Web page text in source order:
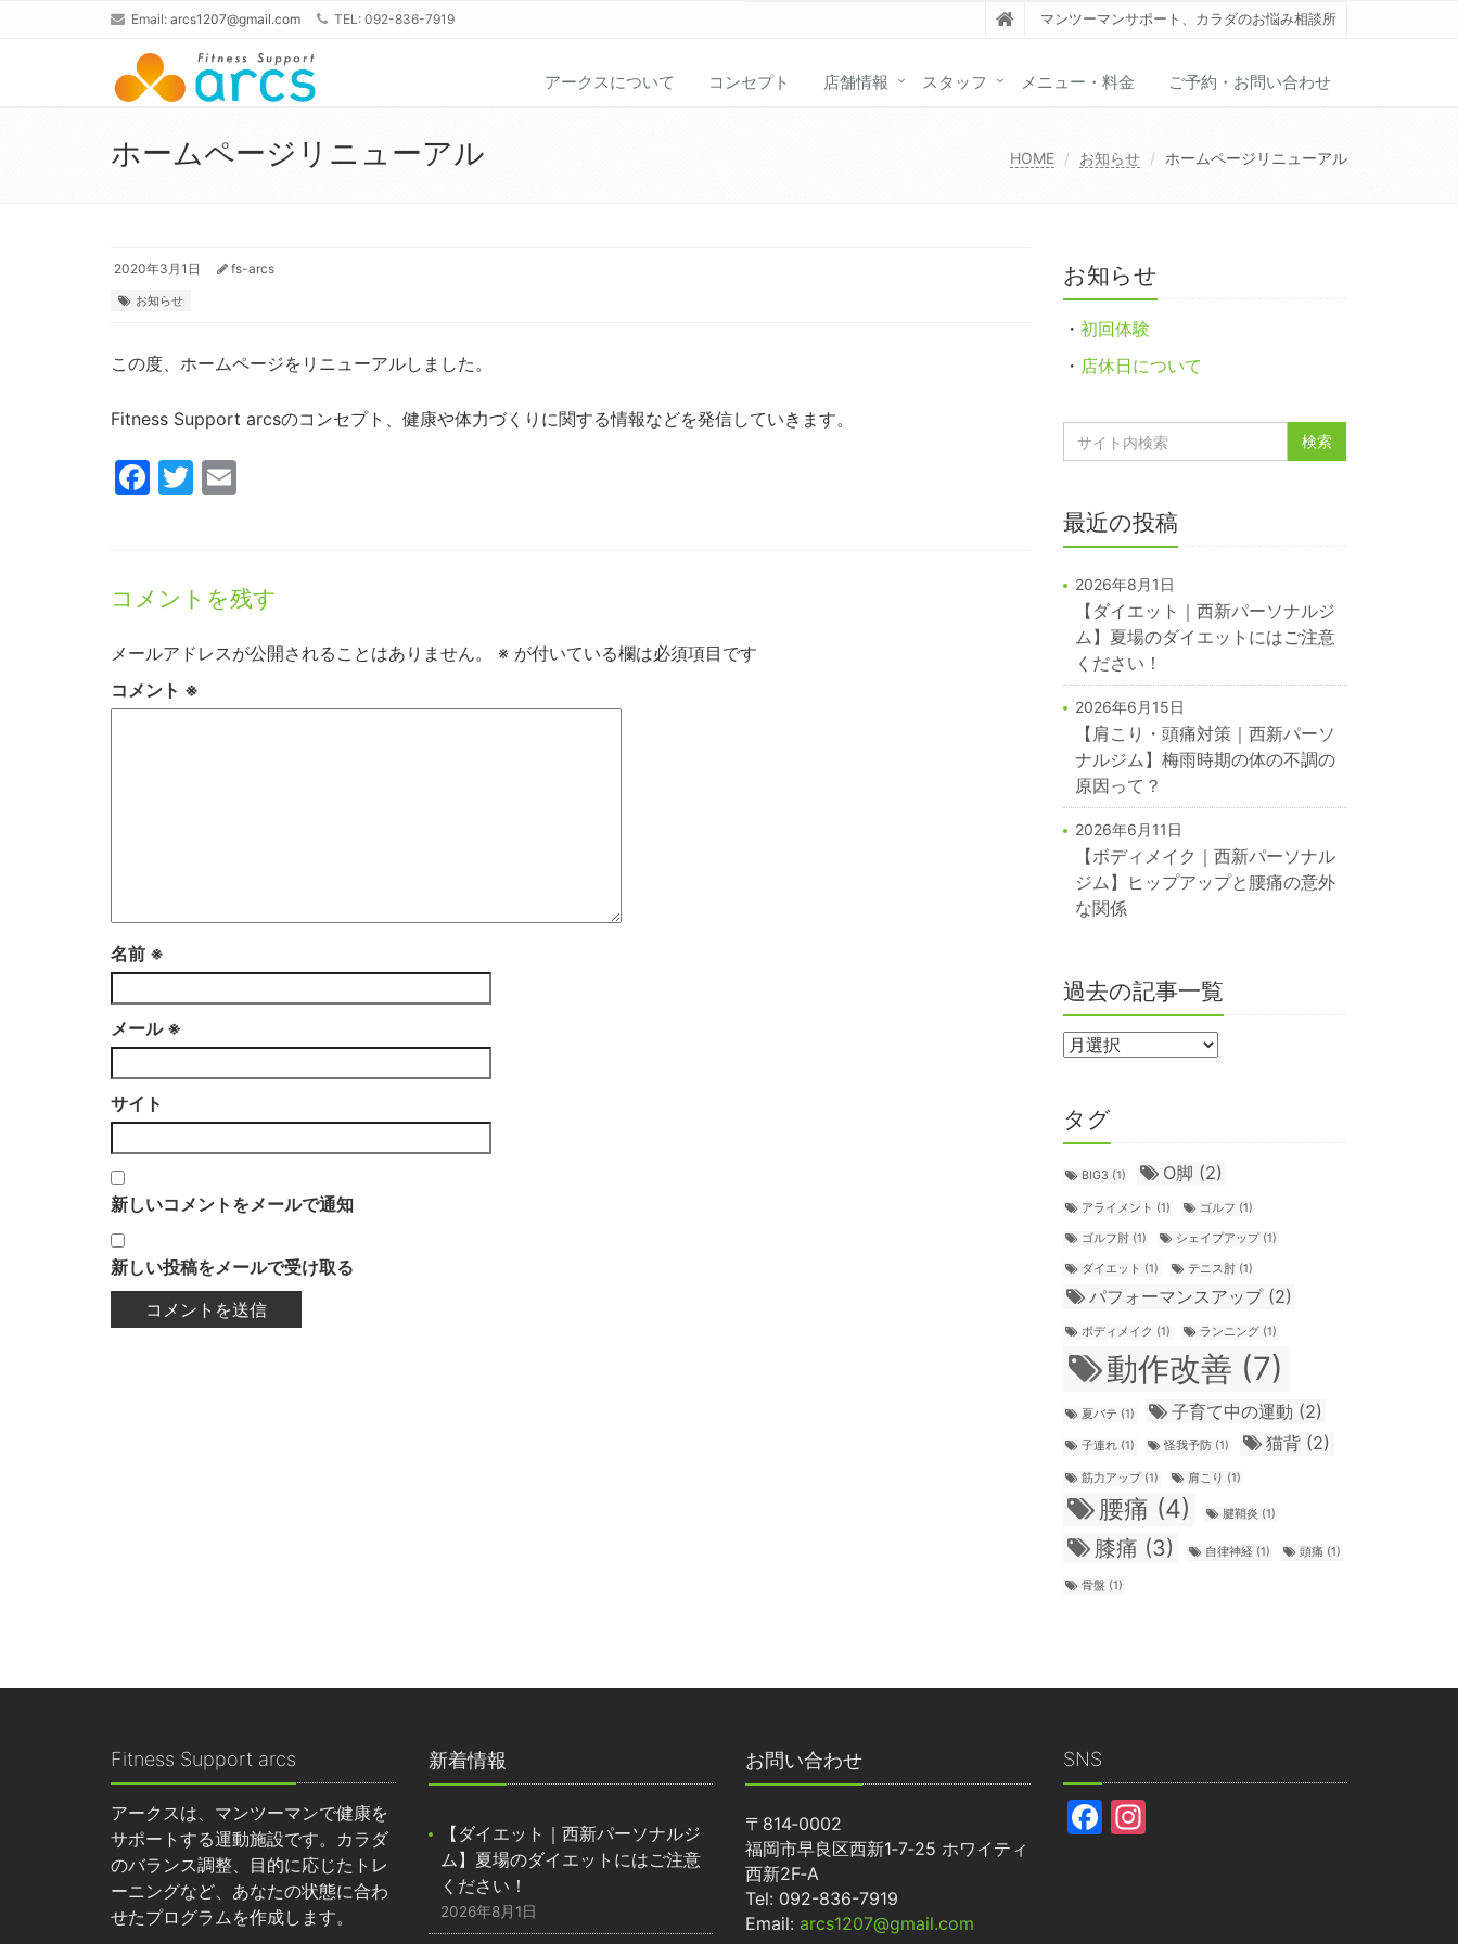
Email: arcs1207@gmail.com TEL: 092-836-7919 マンツーマンサポート、カラダのお悩み相談所
アークスについて コンセプト 店舗情報 スタッフ メニュー・料金 ご予約・お問い合わせ
ホームページリニューアル HOME お知らせ ホームページリニューアル
2020年3月1日 fs-arcs
お知らせ
この度、ホームページをリニューアルしました。
Fitness Support arcsのコンセプト、健康や体力づくりに関する情報などを発信していきます。
Facebook
Twitter
コメントを残す
メールアドレスが公開されることはありません。 ※ が付いている欄は必須項目です
コメント ※
名前 ※
メール ※
サイト
新しいコメントをメールで通知
新しい投稿をメールで受け取る
お知らせ
・ 初回体験
・ 店休日について
最近の投稿
2026年8月1日
【ダイエット｜西新パーソナルジ
ム】夏場のダイエットにはご注意
ください！
2026年6月15日
【肩こり・頭痛対策｜西新パーソ
ナルジム】梅雨時期の体の不調の
原因って？
2026年6月11日
【ボディメイク｜西新パーソナル
ジム】ヒップアップと腰痛の意外
な関係
過去の記事一覧
タグ
BIG3 (1) О脚 (2)
アライメント (1) ゴルフ (1)
ゴルフ肘(1) シェイプアップ(1)
ダイエット (1) テニス肘(1)
パフォーマンスアップ(2)
ボディメイク (1) ランニング(1)
動作改善 (7)
夏バテ (1) 子育て中の運動 (2)
子連れ(1) 怪我予防(1) 猫背 (2)
筋力アップ(1) 肩こり (1)
腰痛 (4) 腱鞘炎 (1)
膝痛 (3) 自律神経(1) 頭痛 (1)
骨盤(1)
Fitness Support arcs
アークスは、マンツーマンで健康を
サポートする運動施設です。カラダ
のバランス調整、目的に応じたトレ
ーニングなど、あなたの状態に合わ
せたプログラムを作成します。
新着情報
【ダイエット｜西新パーソナルジ
ム】夏場のダイエットにはご注意
ください！
2026年8月1日
お問い合わせ
〒814‐0002
福岡市早良区西新1‐7‐25 ホワイティ
西新2F‐A
Tel: 092-836-7919
Email: arcs1207@gmail.com
SNS
Facebook
Instagram